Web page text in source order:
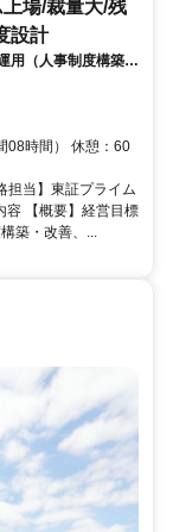
場/裁量大/残
設計
用（人事制度構築・
せします。
08時間） 休憩：60
担当】東証プライム
容 【概要】経営目標
築・改善、...